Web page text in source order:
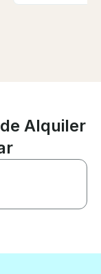
ice, water and
Alquiler